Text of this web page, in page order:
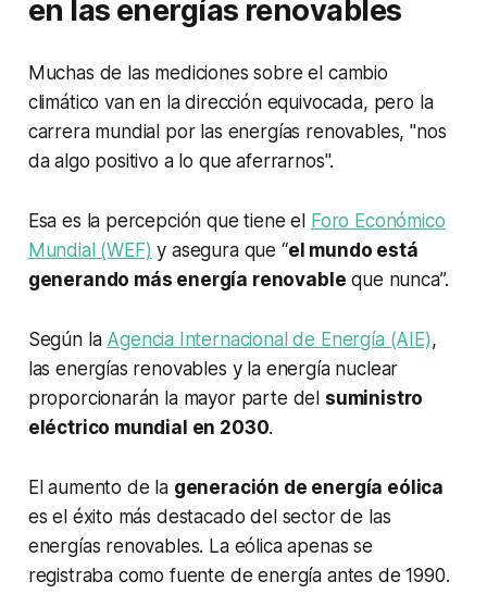
en las energías renovables
Muchas de las mediciones sobre el cambio
climático van en la dirección equivocada, pero la
carrera mundial por las energías renovables, "nos
da algo positivo a lo que aferrarnos".
Esa es la percepción que tiene el
Foro Económico
Mundial (WEF) y asegura que “el mundo está
generando más energía renovable que nunca”.
Según la Agencia Internacional de Energía (AIE),
las energías renovables y la energía nuclear
proporcionarán la mayor parte del suministro
eléctrico mundial en 2030.
El aumento de la generación de energía eólica
es el éxito más destacado del sector de las
energías renovables. La eólica apenas se
registraba como fuente de energía antes de 1990.